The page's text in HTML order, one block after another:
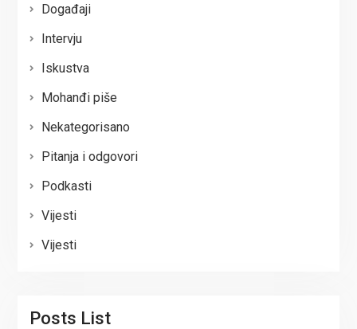
Događaji
Intervju
Iskustva
Mohanđi piše
Nekategorisano
Pitanja i odgovori
Podkasti
Vijesti
Vijesti
Posts List